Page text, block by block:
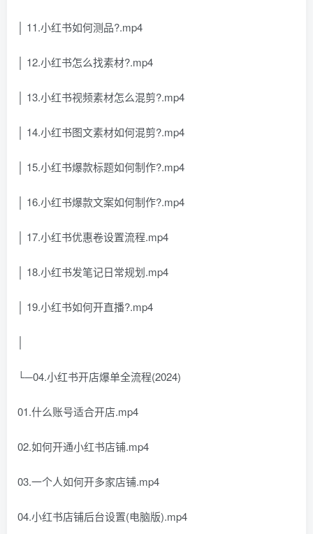
│ 11.小红书如何测品?.mp4
│ 12.小红书怎么找素材?.mp4
│ 13.小红书视频素材怎么混剪?.mp4
│ 14.小红书图文素材如何混剪?.mp4
│ 15.小红书爆款标题如何制作?.mp4
│ 16.小红书爆款文案如何制作?.mp4
│ 17.小红书优惠卷设置流程.mp4
│ 18.小红书发笔记日常规划.mp4
│ 19.小红书如何开直播?.mp4
└─04.小红书开店爆单全流程(2024)
01.什么账号适合开店.mp4
02.如何开通小红书店铺.mp4
03.一个人如何开多家店铺.mp4
04.小红书店铺后台设置(电脑版).mp4